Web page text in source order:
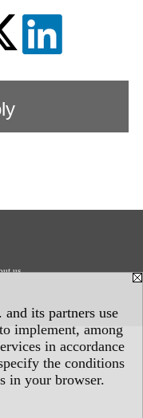
its partners use
implement, among
in accordance
the conditions
in your browser.
us